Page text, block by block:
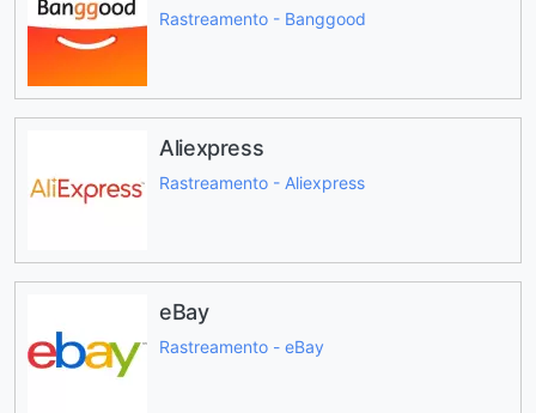
Rastreamento - Banggood
Aliexpress
Rastreamento - Aliexpress
eBay
Rastreamento - eBay